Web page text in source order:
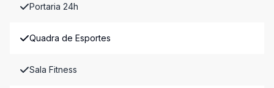
Portaria 24h
Quadra de Esportes
Sala Fitness